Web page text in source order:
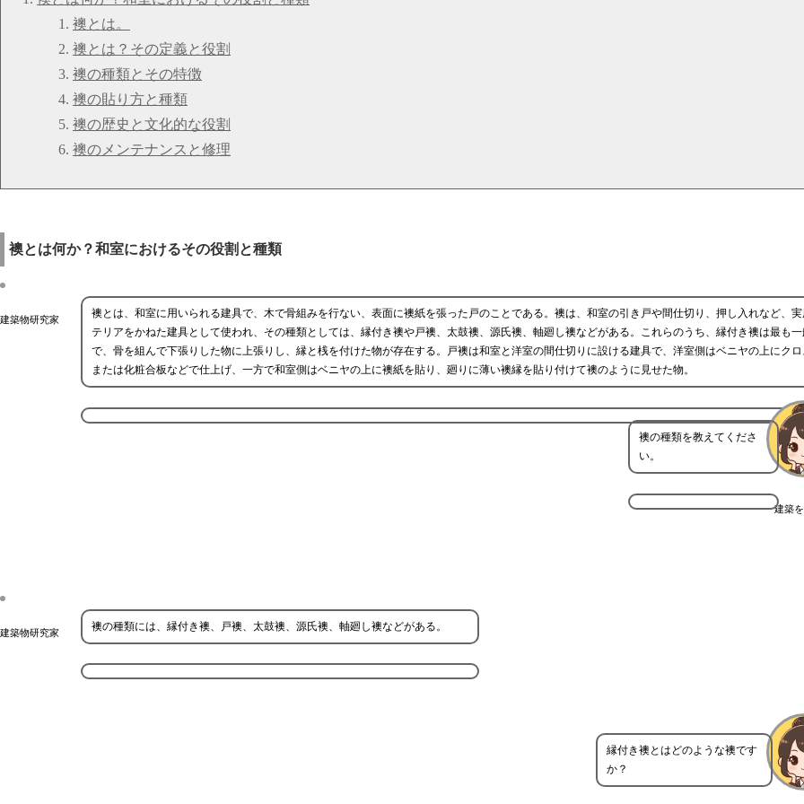
襖とは。
襖とは？その定義と役割
襖の種類とその特徴
襖の貼り方と種類
襖の歴史と文化的な役割
襖のメンテナンスと修理
襖とは何か？和室におけるその役割と種類
建築物研究家
襖とは、和室に用いられる建具で、木で骨組みを行ない、表面に襖紙を張った戸のことである。襖は、和室の引き戸や間仕切り、押し入れなど、
テリアをかねた建具として使われ、その種類としては、縁付き襖や戸襖、太鼓襖、源氏襖、軸廻し襖などがある。これらのうち、縁付き襖は最も
で、骨を組んで下張りした物に上張りし、縁と桟を付けた物が存在する。戸襖は和室と洋室の間仕切りに設ける建具で、洋室側はベニヤの上にク
または化粧合板などで仕上げ、一方で和室側はベニヤの上に襖紙を貼り、廻りに薄い襖縁を貼り付けて襖のように見せた物。
建築
襖の種類を教えてくださ
い。
建築物研究家 襖の種類には、縁付き襖、戸襖、太鼓襖、源氏襖、軸廻し襖などがある。
縁付き襖とはどのような襖です
か？